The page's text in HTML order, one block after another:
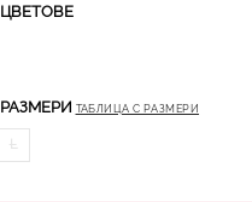
ЦВЕТОВЕ
РАЗМЕРИ ТАБЛИЦА С РАЗМЕРИ
L